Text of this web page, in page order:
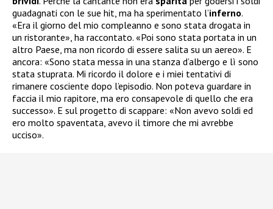
guadagnati con le sue hit, ma ha sperimentato l’inferno.
«Era il giorno del mio compleanno e sono stata drogata in
un ristorante», ha raccontato. «Poi sono stata portata in un
altro Paese, ma non ricordo di essere salita su un aereo». E
ancora: «Sono stata messa in una stanza d’albergo e lì sono
stata stuprata. Mi ricordo il dolore e i miei tentativi di
rimanere cosciente dopo l’episodio. Non poteva guardare in
faccia il mio rapitore, ma ero consapevole di quello che era
successo». E sul progetto di scappare: «Non avevo soldi ed
ero molto spaventata, avevo il timore che mi avrebbe
ucciso».